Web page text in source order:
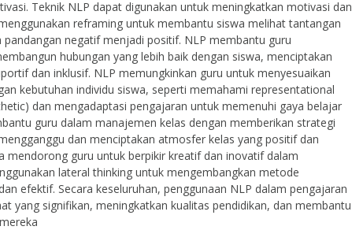
Teknik NLP dapat digunakan untuk meningkatkan motivasi dan
reframing untuk membantu siswa melihat tantangan
pandangan negatif menjadi positif. NLP membantu guru
hubungan yang lebih baik dengan siswa, menciptakan
dan inklusif. NLP memungkinkan guru untuk menyesuaikan
kebutuhan individu siswa, seperti memahami representational
dan mengadaptasi pengajaran untuk memenuhi gaya belajar
guru dalam manajemen kelas dengan memberikan strategi
dan menciptakan atmosfer kelas yang positif dan
mendorong guru untuk berpikir kreatif dan inovatif dalam
lateral thinking untuk mengembangkan metode
efektif. Secara keseluruhan, penggunaan NLP dalam pengajaran
yang signifikan, meningkatkan kualitas pendidikan, dan membantu